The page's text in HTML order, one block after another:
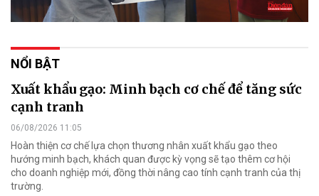
NỔI BẬT
Xuất khẩu gạo: Minh bạch cơ chế để tăng sức
cạnh tranh
06/08/2026 11:05
Hoàn thiện cơ chế lựa chọn thương nhân xuất khẩu gạo theo
hướng minh bạch, khách quan được kỳ vọng sẽ tạo thêm cơ hội
cho doanh nghiệp mới, đồng thời nâng cao tính cạnh tranh của thị
trường.